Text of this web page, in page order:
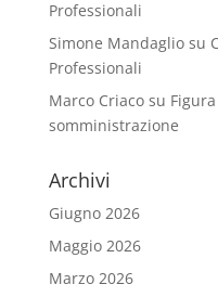
Professionali
Simone Mandagliosu
Professionali
Marco Criacosu
somministrazione
Archivi
Giugno 2026
Maggio 2026
Marzo 2026